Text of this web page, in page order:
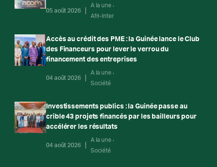
05 août 2026
A la une
Afri-Inter
Accès au crédit des PME : la Guinée lance le Club
des Financeurs pour lever le verrou du
financement des entreprises
04 août 2026
A la une
Société
Investissements publics : la Guinée passe au
crible 43 projets financés par les bailleurs pour
accélérer les résultats
04 août 2026
A la une
Société